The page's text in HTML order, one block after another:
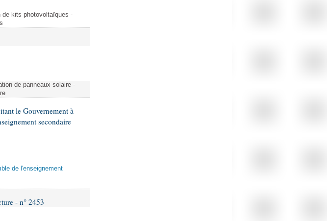
de kits photovoltaïques -
de panneaux solaire -
le Gouvernement à
secondaire
de l'enseignement
- n° 2453